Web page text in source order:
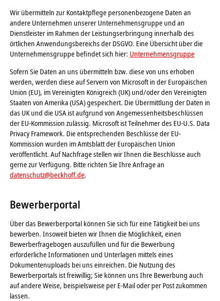
Wir übermitteln zur Kontaktpflege personenbezogene Daten an
andere Unternehmen unserer Unternehmensgruppe und an
Dienstleister im Rahmen der Leistungserbringung innerhalb des
örtlichen Anwendungsbereichs der DSGVO. Eine Übersicht über die
Unternehmensgruppe befindet sich hier: Unternehmensgruppe
Sofern Sie Daten an uns übermitteln bzw. diese von uns erhoben
werden, werden diese auf Servern von Microsoft in der Europäischen
Union (EU), im Vereinigten Königreich (UK) und/oder den Vereinigten
Staaten von Amerika (USA) gespeichert. Die Übermittlung der Daten in
das UK und die USA ist aufgrund von Angemessenheitsbeschlüssen
der EU-Kommission zulässig. Microsoft ist Teilnehmer des EU-U.S. Data
Privacy Framework. Die entsprechenden Beschlüsse der EU-
Kommission wurden im Amtsblatt der Europäischen Union
veröffentlicht. Auf Nachfrage stellen wir Ihnen die Beschlüsse auch
gerne zur Verfügung. Bitte richten Sie Ihre Anfrage an
datenschutz@beckhoff.de.
Bewerberportal
Über das Bewerberportal können Sie sich für eine Tätigkeit bei uns
bewerben. Insoweit bieten wir Ihnen die Möglichkeit, einen
Bewerberfragebogen auszufüllen und für die Bewerbung
erforderliche Informationen und Unterlagen mittels eines
Dokumentenuploads bei uns einreichen. Die Nutzung des
Bewerberportals ist freiwillig; Sie können uns Ihre Bewerbung auch
auf andere Weise, beispielsweise per E-Mail oder per Post zukommen
lassen.